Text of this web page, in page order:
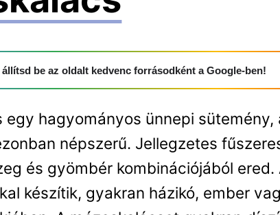
be az oldalt kedvenc forrásodként a Google-ben!
egy hagyományos ünnepi sütemény,
népszerű. Jellegzetes
és gyömbér kombinációjából ered.
készítik, gyakran házikó, ember